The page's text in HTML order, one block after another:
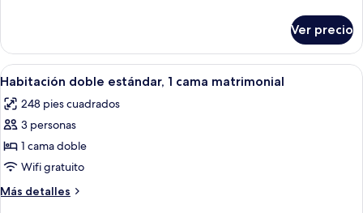
individuales,
2
camas
individuales
estándar
con
2
individuales,
2
individuales
Ver precio
Abrir
todas
las
fotos
de
Habitación
doble
estándar,
Una habitación de hotel con una
7
Habitación doble estándar, 1 cama matrimonial
248 pies cuadrados
3 personas
1 cama doble
Wifi gratuito
Más detalles
Más